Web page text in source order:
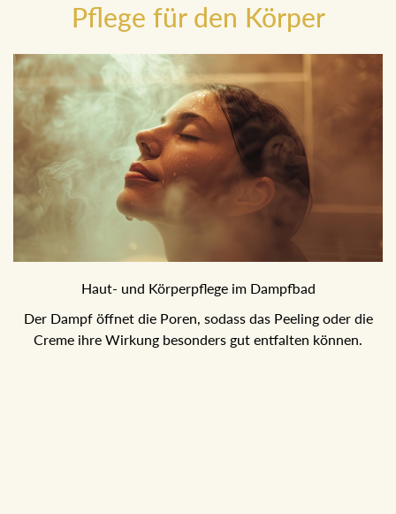
Pflege für den Körper
Haut- und Körperpflege im Dampfbad
Der Dampf öffnet die Poren, sodass das Peeling oder die
Creme ihre Wirkung besonders gut entfalten können.